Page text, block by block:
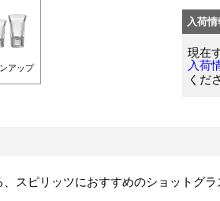
アップ
入荷情
現在
入荷
くだ
スピリッツにおすすめのショットグラ